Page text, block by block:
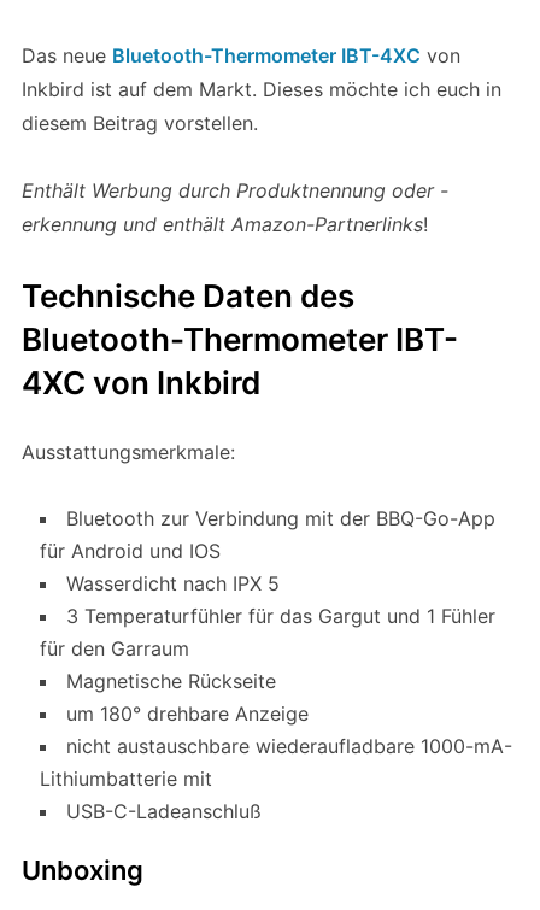
Das neue Bluetooth-Thermometer IBT-4XC von
Inkbird ist auf dem Markt. Dieses möchte ich euch in
diesem Beitrag vorstellen.
Enthält Werbung durch Produktnennung oder -
erkennung und enthält Amazon-Partnerlinks!
Technische Daten des
Bluetooth-Thermometer IBT-
4XC von Inkbird
Ausstattungsmerkmale:
Bluetooth zur Verbindung mit der BBQ-Go-App
für Android und IOS
Wasserdicht nach IPX 5
3 Temperaturfühler für das Gargut und 1 Fühler
für den Garraum
Magnetische Rückseite
um 180° drehbare Anzeige
nicht austauschbare wiederaufladbare 1000-mA-
Lithiumbatterie mit
USB-C-Ladeanschluß
Unboxing